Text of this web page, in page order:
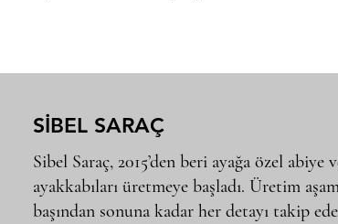
SİBEL SARAÇ
Sibel Saraç, 2015’den beri ayağa özel abiye
ayakkabıları üretmeye başladı. Üretim
başından sonuna kadar her detayı takip